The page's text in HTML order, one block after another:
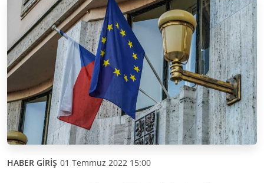
HABER GİRİŞ 01 Temmuz 2022 15:00